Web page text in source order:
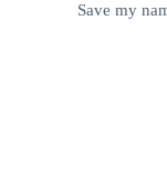
Save my